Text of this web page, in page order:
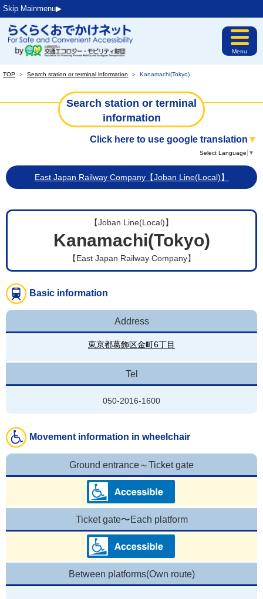
Skip Mainmenu▶︎
Menu
TOP ＞ Search station or terminal information ＞ Kanamachi(Tokyo)
Search station or terminal
information
Click here to use google translation ▼
Select Language ▼
East Japan Railway Company【Joban Line(Local)】
【Joban Line(Local)】
Kanamachi(Tokyo)
【East Japan Railway Company】
Basic information
Address
東京都葛飾区金町6丁目
Tel
050-2016-1600
Movement information in wheelchair
Ground entrance～Ticket gate
Ticket gate〜Each platform
Between platforms(Own route)